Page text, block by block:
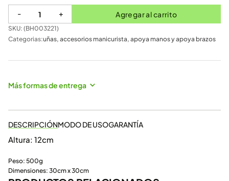
- + Agregar al carrito
SKU: (BH003221)
Categorias:uñas, accesorios manicurista, apoya manos y apoya brazos
Más formas de entrega
DESCRIPCIÓNMODO DE USOGARANTÍA
Altura: 12cm
Peso: 500g
Dimensiones: 30cm x 30cm